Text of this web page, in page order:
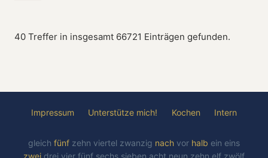
40 Treffer in insgesamt 66721 Einträgen gefunden.
Impressum Unterstütze mich! Kochen Intern
gleich fünf zehn viertel zwanzig nach vor halb ein eins
zwei drei vier fünf sechs sieben acht neun zehn elf zwölf